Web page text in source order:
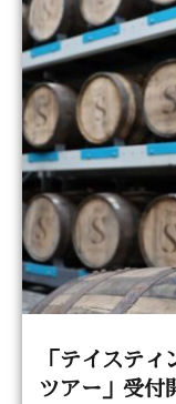
「テイステ
ツアー」受付